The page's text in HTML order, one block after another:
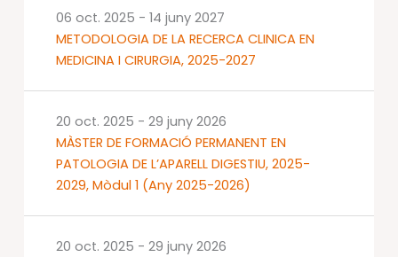
METODOLOGIA DE LA RECERCA CLINICA EN
MEDICINA I CIRURGIA, 2025-2027
06 oct. 2025 - 14 juny 2027
MÀSTER DE FORMACIÓ PERMANENT EN
PATOLOGIA DE L’APARELL DIGESTIU, 2025-
2029, Mòdul 1 (Any 2025-2026)
20 oct. 2025 - 29 juny 2026
20 oct. 2025 - 29 juny 2026